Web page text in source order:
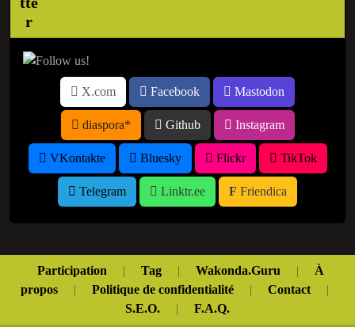
X.com Facebook Mastodon
diaspora* Github Instagram
VKontakte Bluesky Flickr TikTok
Telegram Linktr.ee Friendica
Participation | Tag | Wakonda.Guru |
À
propos
| Politique de confidentialité | Contact
|
S.E.O.
| F.A.Q.